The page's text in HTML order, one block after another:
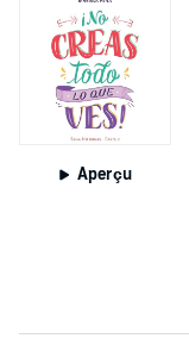
Aperçu